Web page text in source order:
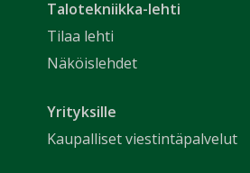
Talotekniikka-lehti
Tilaa lehti
Näköislehdet
Yrityksille
Kaupalliset viestintäpalvelut